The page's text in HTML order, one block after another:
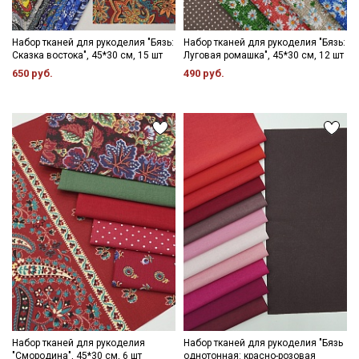
Набор тканей для рукоделия "Бязь:
Сказка востока", 45*30 см, 15 шт
650 руб.
Набор тканей для рукоделия "Бязь:
Луговая ромашка", 45*30 см, 12 шт
490 руб.
Набор тканей для рукоделия
"Смородина", 45*30 см, 6 шт
Набор тканей для рукоделия "Бязь
однотонная: красно-розовая